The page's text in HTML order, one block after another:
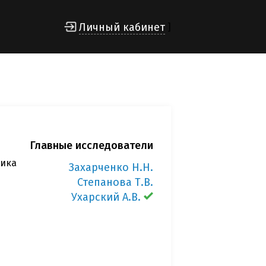
Личный кабинет
Главные исследователи
Захарченко Н.Н.
Степанова Т.В.
Ухарский А.В.